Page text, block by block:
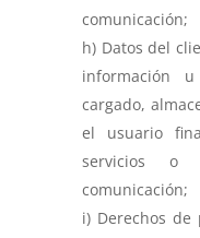
comunicación;
Datos del
información
cargado,
el usuario
servicios o
comunicación;
Derechos